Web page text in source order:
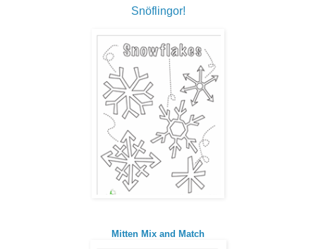
Snöflingor!
Mitten Mix and Match